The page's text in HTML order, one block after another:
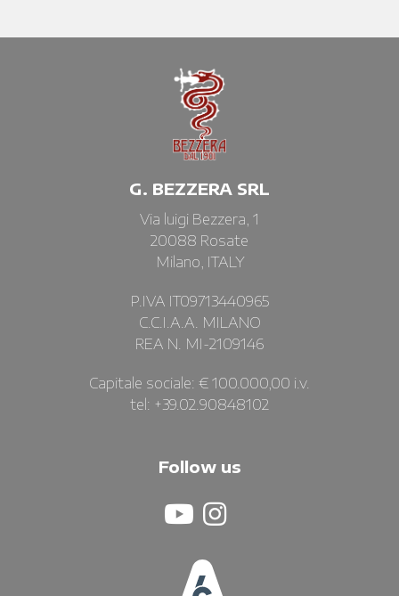
G. BEZZERA SRL
Via luigi Bezzera, 1
20088 Rosate
Milano, ITALY
P.IVA IT09713440965
C.C.I.A.A. MILANO
REA N. MI-2109146
Capitale sociale: € 100.000,00 i.v.
tel: +39.02.90848102
Follow us